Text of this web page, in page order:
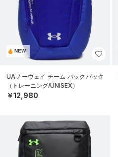
NEW
UAノーウェイ チーム バックパック
（トレーニング/UNISEX）
￥12,980